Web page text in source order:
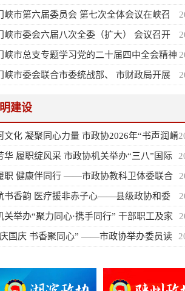
峡市第六届委员会 第七次全体会议在峡召
峡市委会六届八次全委（扩大） 会议召开
峡市总支专题学习党的二十届四中全会精神
阶段重点工作
峡市委会联合市委统战部、 市财政局开展
建设
文化 凝聚同心力量 市政协2026年“书声润崤
书活动成功举办
华 履职绽风采 市政协机关举办“三八”国际
题活动
职 健康伴同行 ——市政协教科卫体委联合
委会开展特色读书活动
书香韵 医疗援非赤子心——县级政协和委
联合市新华书店举办专题读书分享活动
关举办“聚力同心·携手同行” 干部职工及家
谊活动
国庆 书香聚同心” ——市政协举办委员读